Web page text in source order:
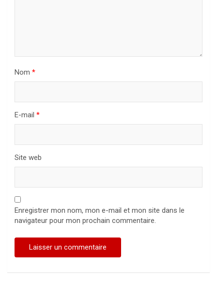
Nom *
E-mail *
Site web
Enregistrer mon nom, mon e-mail et mon site dans le
navigateur pour mon prochain commentaire.